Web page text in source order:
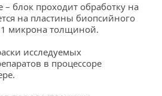
блок проходит обработку на
на пластины биопсийного
1 микрона толщиной.
исследуемых
в процессоре